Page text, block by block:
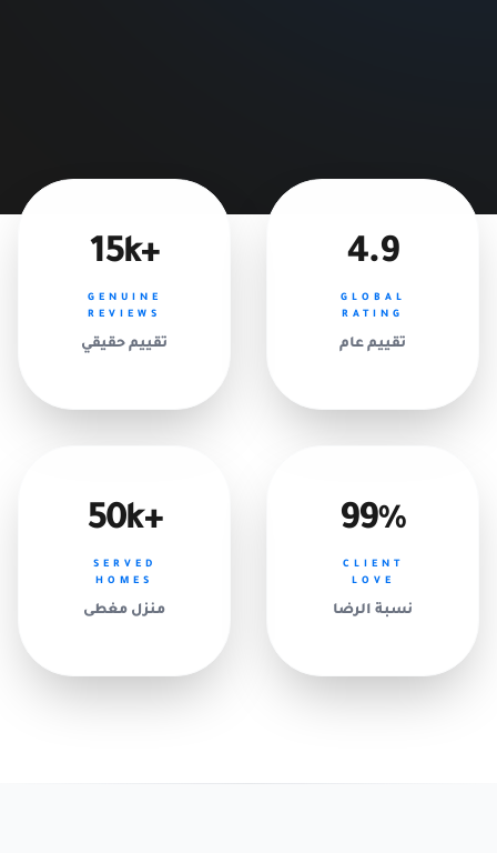
0506603374
4.9
GLOBAL
RATING
تقييم عام
+15k
GENUINE
REVIEWS
تقييم حقيقي
99%
CLIENT
LOVE
نسبة الرضا
+50k
SERVED
HOMES
منزل مغطى